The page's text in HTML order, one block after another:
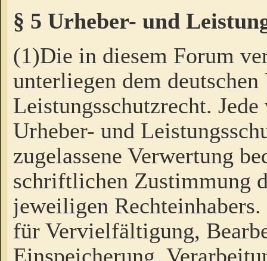
§ 5 Urheber- und
(1)Die in diesem Forum
unterliegen dem
Leistungsschutzrecht.
Urheber- und
zugelassene Verwertung
schriftlichen Zustimmung
jeweiligen
für Vervielfältigung,
Einspeicherung,